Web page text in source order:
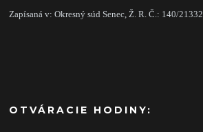
Zapísaná v: Okresný súd Senec, Ž. R. Č.: 140/21332
OTVÁRACIE HODINY: